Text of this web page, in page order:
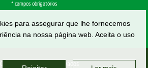
* campos obrigatórios
para assegurar que lhe fornecemos
na nossa página web. Aceita o uso